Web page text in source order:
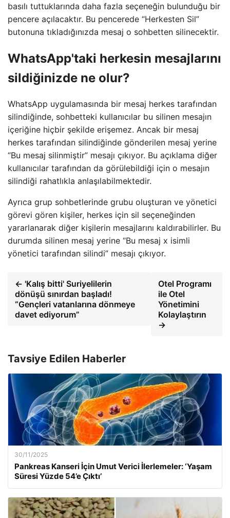
basılı tuttuklarında daha fazla seçeneğin bulunduğu bir
pencere açılacaktır. Bu pencerede “Herkesten Sil”
butonuna tıkladığınızda mesaj o sohbetten silinecektir.
WhatsApp'taki herkesin mesajlarını
sildiğinizde ne olur?
WhatsApp uygulamasında bir mesaj herkes tarafından
silindiğinde, sohbetteki kullanıcılar bu silinen mesajın
içeriğine hiçbir şekilde erişemez. Ancak bir mesaj
herkes tarafından silindiğinde gönderilen mesaj yerine
“Bu mesaj silinmiştir” mesajı çıkıyor. Bu açıklama diğer
kullanıcılar tarafından da görülebildiği için o mesajın
silindiği rahatlıkla anlaşılabilmektedir.
Ayrıca grup sohbetlerinde grubu oluşturan ve yönetici
görevi gören kişiler, herkes için sil seçeneğinden
yararlanarak diğer kişilerin mesajlarını kaldırabilirler. Bu
durumda silinen mesaj yerine “Bu mesaj x isimli
yönetici tarafından silindi” mesajı çıkıyor.
← 'Kalış bitti' Suriyelilerin
dönüşü sınırdan başladı!
“Gençleri vatanlarına dönmeye
davet ediyorum”
Otel Programı
ile Otel
Yönetimini
Kolaylaştırın
→
Tavsiye Edilen Haberler
30/11/2025
Pankreas Kanseri İçin Umut Verici İlerlemeler: ‘Yaşam
Süresi Yüzde 54’e Çıktı’